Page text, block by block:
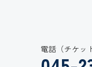
電話（チケッ